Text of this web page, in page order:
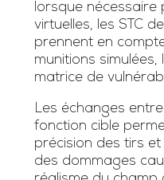
lorsque nécessaire
virtuelles, les STC de
prennent en
munitions
matrice de
Les échanges
fonction cible
précision des tirs et
des dommages